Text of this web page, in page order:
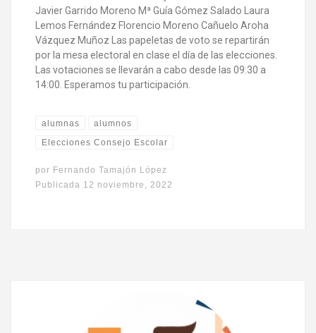
Javier Garrido Moreno Mª Guía Gómez Salado Laura
Lemos Fernández Florencio Moreno Cañuelo Aroha
Vázquez Muñoz Las papeletas de voto se repartirán
por la mesa electoral en clase el día de las elecciones.
Las votaciones se llevarán a cabo desde las 09:30 a
14:00. Esperamos tu participación.
alumnas alumnos
Elecciones Consejo Escolar
por Fernando Tamajón López
Publicada 12 noviembre, 2022